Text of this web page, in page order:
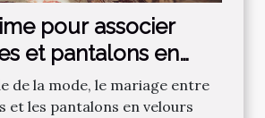
pour associer
et pantalons en
de la mode, le mariage entre
et les pantalons en velours